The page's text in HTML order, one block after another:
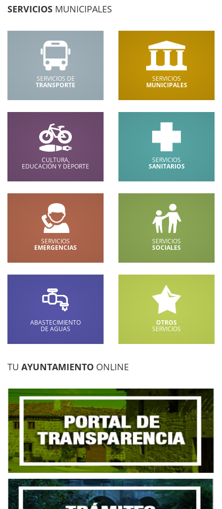
SERVICIOS MUNICIPALES
SERVICIOS DE
TRANSPORTE
SERVICIOS
MUNICIPALES
CULTURA,
EDUCACIÓN Y DEPORTE
SERVICIOS
SANITARIOS
SERVICIOS
EMERGENCIAS
SERVICIOS
SOCIALES
ABASTECIMIENTO
DE AGUAS
OTROS
SERVICIOS
TU AYUNTAMIENTO ONLINE